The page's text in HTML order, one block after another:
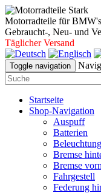
Motorradteile für BMW's
Gebraucht-, Neu- und
Täglicher Versand
Toggle navigation
Startseite
Shop-Navigation
Auspuff
Batterien
Beleuchtung
Bremse
Bremse
Fahrgestell
Federung